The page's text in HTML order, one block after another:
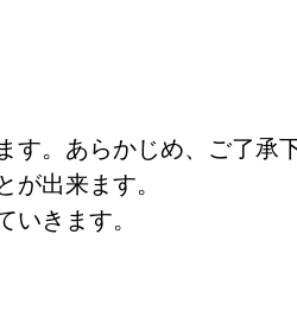
。あらかじめ、ご了承下
防ぐことが出来ます
きます。
頂けます。